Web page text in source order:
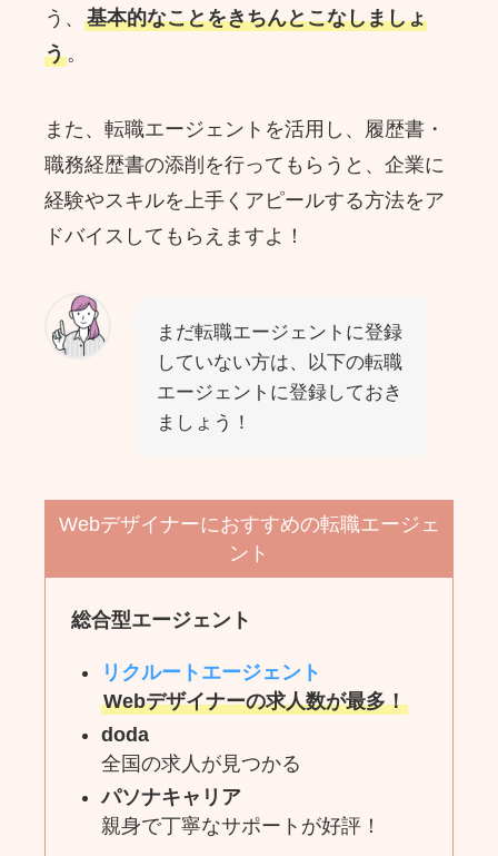
う、基本的なことをきちんとこなしましょ
う。
また、転職エージェントを活用し、履歴書・
職務経歴書の添削を行ってもらうと、企業に
経験やスキルを上手くアピールする方法をア
ドバイスしてもらえますよ！
まだ転職エージェントに登録
していない方は、以下の転職
エージェントに登録しておき
ましょう！
Webデザイナーにおすすめの転職エージェ
ント
総合型エージェント
リクルートエージェント
Webデザイナーの求人数が最多！
doda
全国の求人が見つかる
パソナキャリア
親身で丁寧なサポートが好評！